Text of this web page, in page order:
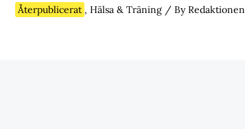
Återpublicerat , Hälsa & Träning/ ByRedaktionen